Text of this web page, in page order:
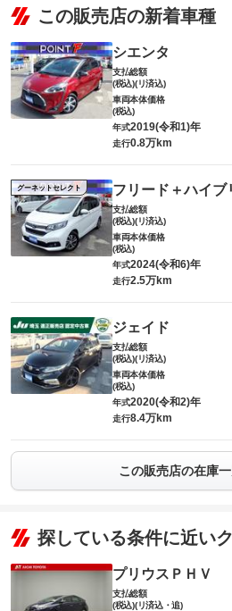
この販売店の新着車種
シエンタ
支払総額
(税込)(リ済込)
車両本体価格
(税込)
年式2019(令和1)年
走行0.8万km
グーネットセレクト フリード＋ハイブ
支払総額
(税込)(リ済込)
車両本体価格
(税込)
年式2024(令和6)年
走行2.5万km
ジェイド
支払総額
(税込)(リ済込)
車両本体価格
(税込)
年式2020(令和2)年
走行8.4万km
この販売店の在庫
探している条件に近い
プリウスＰＨＶ
支払総額
(税込)(リ済込・追)